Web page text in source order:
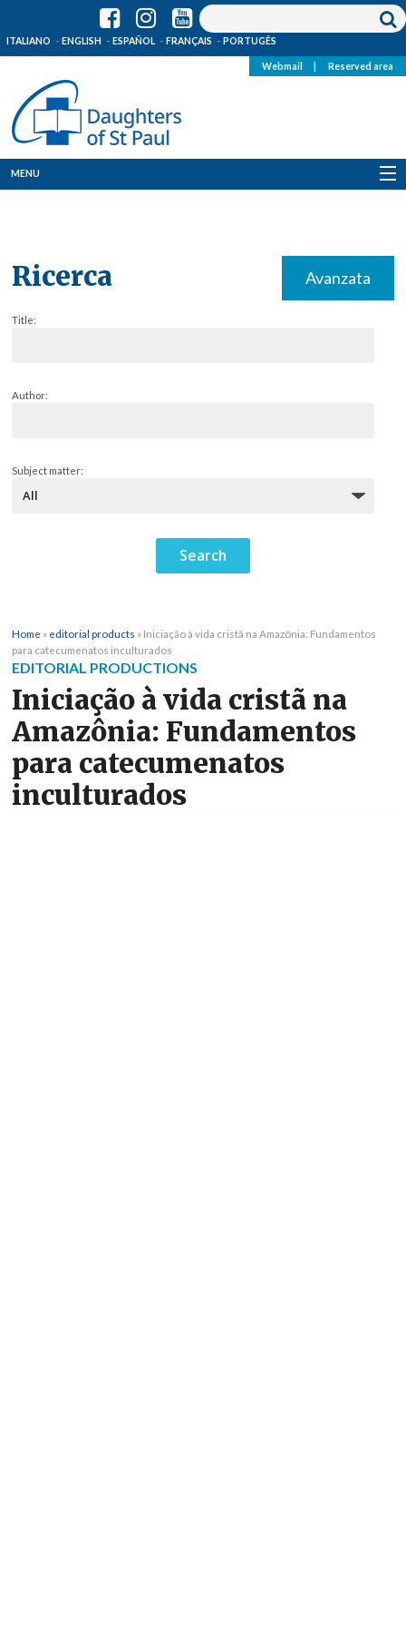
ITALIANO ENGLISH ESPAÑOL FRANÇAIS PORTUGÊS
Webmail Reserved area
MENU
Ricerca Avanzata
Title:
Author:
Subject matter:
Home » editorial products » Iniciação à vida cristã na Amazônia: Fundamentos
para catecumenatos inculturados
EDITORIAL PRODUCTIONS
Iniciação à vida cristã na
Amazônia: Fundamentos
para catecumenatos
inculturados